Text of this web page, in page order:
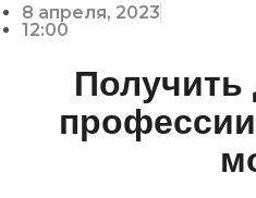
8 апреля, 2023
12:00
Получить